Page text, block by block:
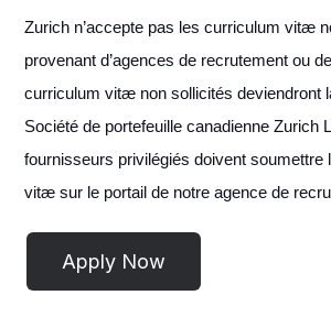
Zurich n’accepte pas les curriculum vitæ
provenant d’agences de recrutement ou
curriculum vitæ non sollicités deviendront
Société de portefeuille canadienne Zurich
fournisseurs privilégiés doivent soumettre
vitæ sur le portail de notre agence de